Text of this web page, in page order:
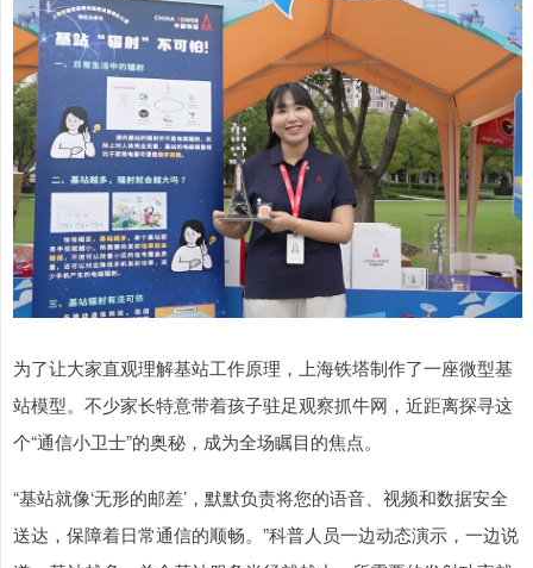
为了让大家直观理解基站工作原理，上海铁塔制作了一座微型基
站模型。不少家长特意带着孩子驻足观察抓牛网，近距离探寻这
个“通信小卫士”的奥秘，成为全场瞩目的焦点。
“基站就像‘无形的邮差’，默默负责将您的语音、视频和数据安全
送达，保障着日常通信的顺畅。”科普人员一边动态演示，一边说